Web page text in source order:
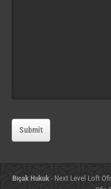
Submit
Bıçak Hukuk- Next Level Loft